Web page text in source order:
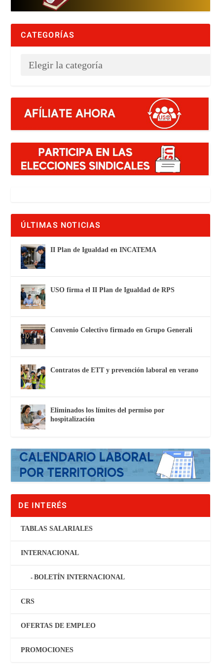
CATEGORÍAS
ÚLTIMAS NOTICIAS
II Plan de Igualdad en INCATEMA
USO firma el II Plan de Igualdad de RPS
Convenio Colectivo firmado en Grupo Generali
Contratos de ETT y prevención laboral en verano
Eliminados los límites del permiso por
hospitalización
DE INTERÉS
TABLAS SALARIALES
INTERNACIONAL
BOLETÍN INTERNACIONAL
CRS
OFERTAS DE EMPLEO
PROMOCIONES